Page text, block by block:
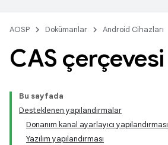
AOSP Dokümanlar Android Cihazları
CAS çerçevesi
Bu sayfada
Desteklenen yapılandırmalar
Donanım kanal ayarlayıcı yapılandırması
Yazılım yapılandırması